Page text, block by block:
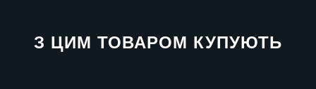
З ЦИМ ТОВАРОМ КУПУЮТЬ